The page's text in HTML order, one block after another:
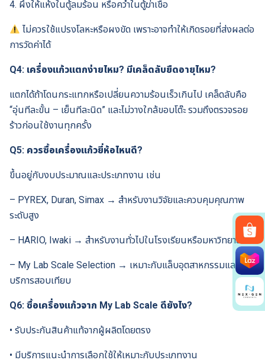
for:
4. ผึ่งให้แห้งในตู้ลมร้อน หรือคว่ำในตู้ฆ่าเชื้อ
ไม่ควรใช้แปรงโลหะหรือผงขัด เพราะอาจทำให้เกิดรอยที่ส่งผลต่อ
การวัดค่าได้
Q4: เครื่องแก้วแตกง่ายไหม? มีเคล็ดลับยืดอายุไหม?
แตกได้ถ้าโดนกระแทกหรือเปลี่ยนความร้อนเร็วเกินไป เคล็ดลับคือ
“อุ่นทีละขั้น – เย็นทีละนิด” และไม่วางใกล้ขอบโต๊ะ รวมถึงตรวจรอย
ร้าวก่อนใช้งานทุกครั้ง
Q5: ควรซื้อเครื่องแก้วยี่ห้อไหนดี?
ขึ้นอยู่กับงบประมาณและประเภทงาน เช่น
– PYREX, Duran, Simax → สำหรับงานวิจัยและควบคุมคุณภาพ
ระดับสูง
– HARIO, Iwaki → สำหรับงานทั่วไปในโรงเรียนหรือมหาวิทยาลัย
– My Lab Scale Selection → เหมาะกับแล็บอุตสาหกรรมและ
บริการสอบเทียบ
Q6: ซื้อเครื่องแก้วจาก My Lab Scale ดียังไง?
• รับประกันสินค้าแท้จากผู้ผลิตโดยตรง
• มีบริการแนะนำการเลือกใช้ให้เหมาะกับประเภทงาน